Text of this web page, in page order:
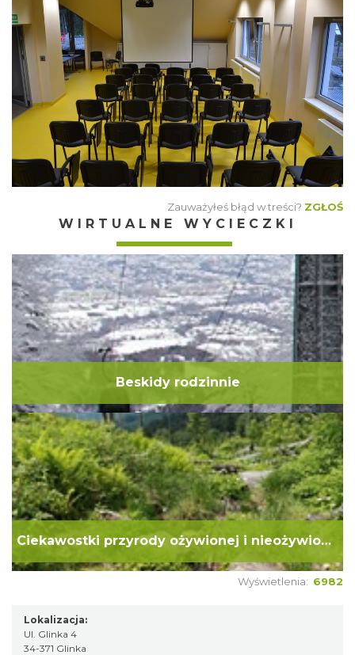
Zauważyłeś błąd w treści? ZGŁOŚ
WIRTUALNE WYCIECZKI
Beskidy rodzinnie
Ciekawostki przyrody ożywionej i nieożywionej
Wyświetlenia: 6982
Lokalizacja:
Ul. Glinka 4
34-371 Glinka